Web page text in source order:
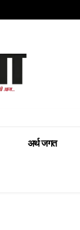
अर्थ जगत